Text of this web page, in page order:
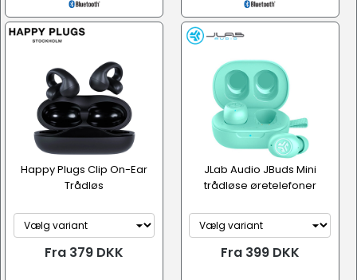
Happy Plugs Clip On-Ear
Trådløs
Fra 379 DKK
JLab Audio JBuds Mini
trådløse øretelefoner
Fra 399 DKK